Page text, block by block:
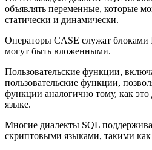
объявлять переменные, которые
статически и динамически.
Операторы CASE служат
могут быть вложенными.
Пользовательские функции,
пользовательские функции,
функции аналогично тому, как это
языке.
Многие диалекты SQL
скриптовыми языками, такими как